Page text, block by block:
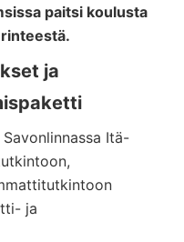
paitsi koulusta
ja
Itä-
ja